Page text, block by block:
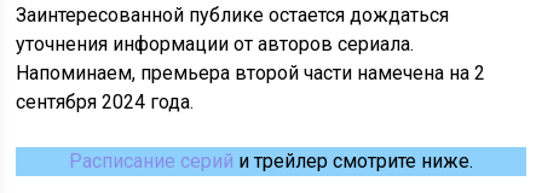
Заинтересованной публике остается дождаться
уточнения информации от авторов сериала.
Напоминаем, премьера второй части намечена на 2
сентября 2024 года.
Расписание серий и трейлер смотрите ниже.